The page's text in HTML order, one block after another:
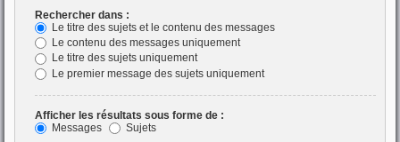
Rechercher dans :
Le titre des sujets et le contenu des messages
Le contenu des messages uniquement
Le titre des sujets uniquement
Le premier message des sujets uniquement
Afficher les résultats sous forme de :
Messages
Sujets